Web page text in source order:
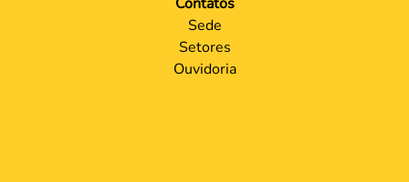
Sede
Setores
Ouvidoria